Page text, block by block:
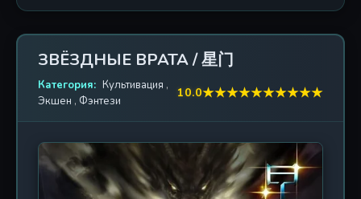
ЗВЁЗДНЫЕ ВРАТА / 星门
Категория: Культивация ,
Экшен , Фэнтези
10.0★★★★★★★★★★